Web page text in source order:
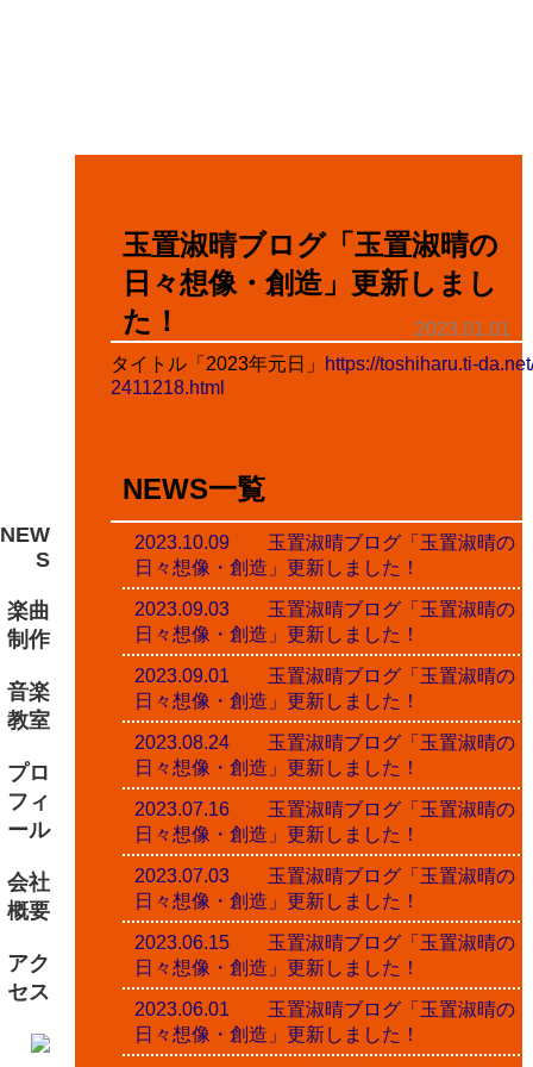
NEW
S
楽曲
制作
音楽
教室
プロ
フィ
ール
会社
概要
アク
セス
玉置淑晴ブログ「玉置淑晴の
日々想像・創造」更新しまし
た！
2023.01.01
タイトル「2023年元日」
https://toshiharu.ti-
2411218.html
NEWS一覧
2023.10.09 玉置淑晴ブログ「玉置淑晴の
日々想像・創造」更新しました！
2023.09.03 玉置淑晴ブログ「玉置淑晴の
日々想像・創造」更新しました！
2023.09.01 玉置淑晴ブログ「玉置淑晴の
日々想像・創造」更新しました！
2023.08.24 玉置淑晴ブログ「玉置淑晴の
日々想像・創造」更新しました！
2023.07.16 玉置淑晴ブログ「玉置淑晴の
日々想像・創造」更新しました！
2023.07.03 玉置淑晴ブログ「玉置淑晴の
日々想像・創造」更新しました！
2023.06.15 玉置淑晴ブログ「玉置淑晴の
日々想像・創造」更新しました！
2023.06.01 玉置淑晴ブログ「玉置淑晴の
日々想像・創造」更新しました！